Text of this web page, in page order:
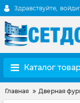
Здравствуйте,
Каталог
Главная Дверная